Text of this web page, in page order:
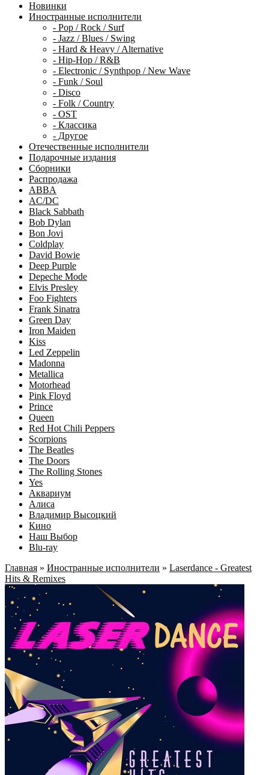
Новинки
Иностранные исполнители
- Pop / Rock / Surf
- Jazz / Blues / Swing
- Hard & Heavy / Alternative
- Hip-Hop / R&B
- Electronic / Synthpop / New Wave
- Funk / Soul
- Disco
- Folk / Country
- OST
- Классика
- Другое
Отечественные исполнители
Подарочные издания
Сборники
Распродажа
ABBA
AC/DC
Black Sabbath
Bob Dylan
Bon Jovi
Coldplay
David Bowie
Deep Purple
Depeche Mode
Elvis Presley
Foo Fighters
Frank Sinatra
Green Day
Iron Maiden
Kiss
Led Zeppelin
Madonna
Metallica
Motorhead
Pink Floyd
Prince
Queen
Red Hot Chili Peppers
Scorpions
The Beatles
The Doors
The Rolling Stones
Yes
Аквариум
Алиса
Владимир Высоцкий
Кино
Наш Выбор
Blu-ray
Главная » Иностранные исполнители » Laserdance - Greatest
Hits & Remixes